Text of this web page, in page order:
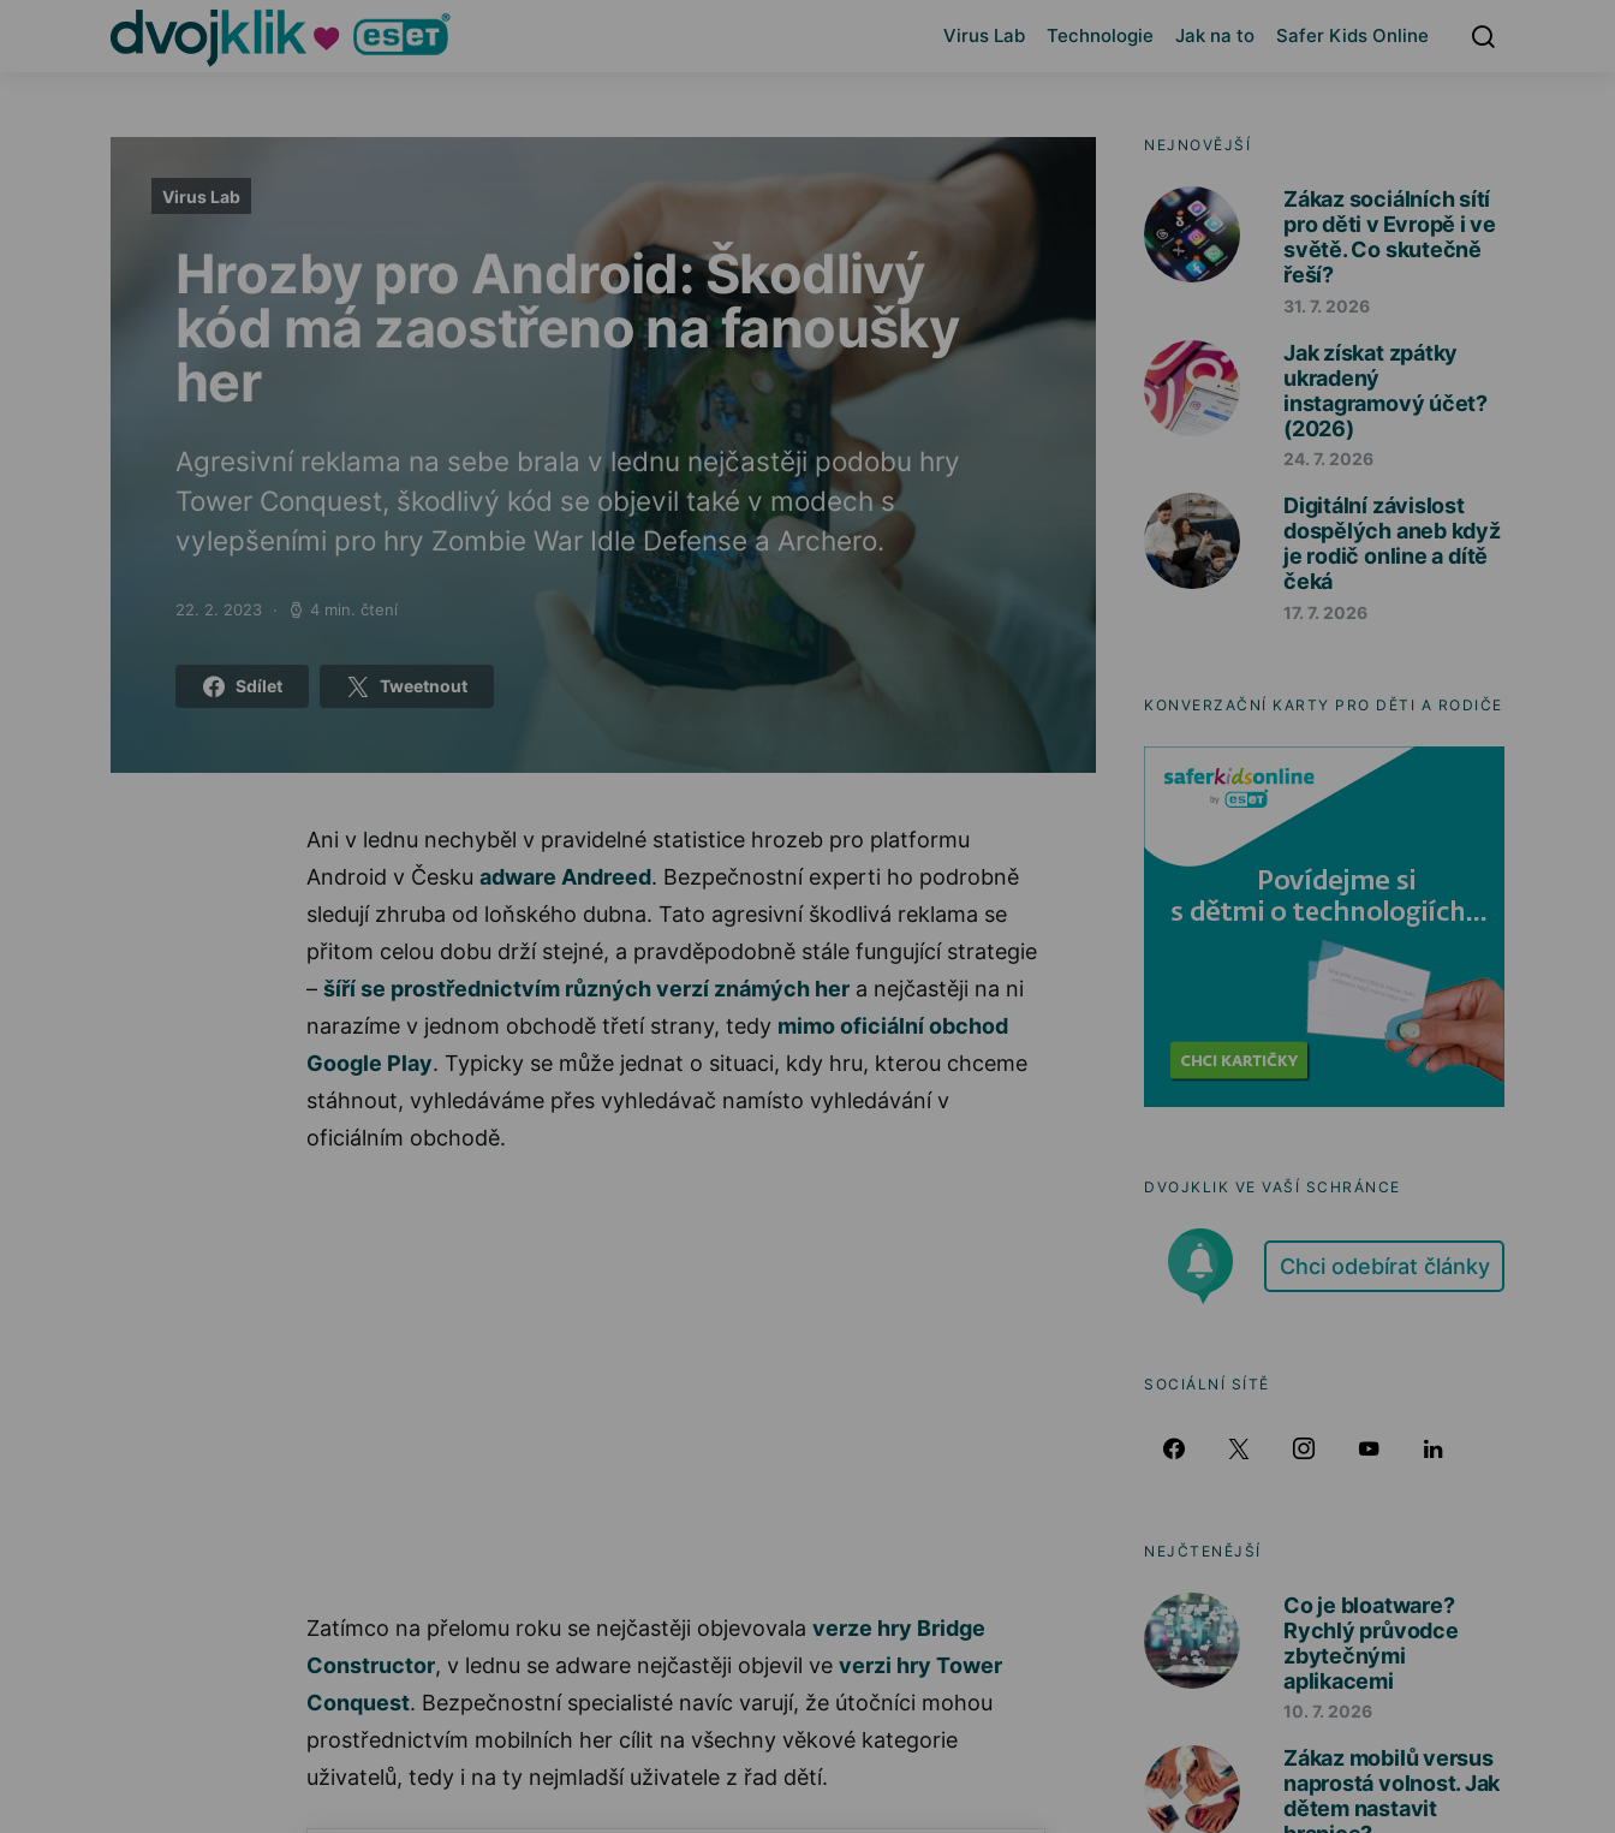
Virus Lab Technologie Jak na to Safer Kids Online
Virus Lab
Hrozby pro Android: Škodlivý
kód má zaostřeno na fanoušky
her
Agresivní reklama na sebe brala v lednu nejčastěji podobu hry
Tower Conquest, škodlivý kód se objevil také v modech s
vylepšeními pro hry Zombie War Idle Defense a Archero.
Posted on
22. 2. 2023 4 min. čtení
Sdílet Tweetnout
Ani v lednu nechyběl v pravidelné statistice hrozeb pro platformu
Android v Česku adware Andreed. Bezpečnostní experti ho podrobně
sledují zhruba od loňského dubna. Tato agresivní škodlivá reklama se
přitom celou dobu drží stejné, a pravděpodobně stále fungující strategie
– šíří se prostřednictvím různých verzí známých hera nejčastěji na ni
narazíme v jednom obchodě třetí strany, tedy mimo oficiální obchod
Google Play. Typicky se může jednat o situaci, kdy hru, kterou chceme
stáhnout, vyhledáváme přes vyhledávač namísto vyhledávání v
oficiálním obchodě.
Zatímco na přelomu roku se nejčastěji objevovala verze hry Bridge
Constructor, v lednu se adware nejčastěji objevil ve verzi hry Tower
Conquest. Bezpečnostní specialisté navíc varují, že útočníci mohou
prostřednictvím mobilních her cílit na všechny věkové kategorie
uživatelů, tedy i na ty nejmladší uživatele z řad dětí.
NEJNOVĚJŠÍ
Zákaz sociálních sítí
pro děti v Evropě i ve
světě. Co skutečně
řeší?
31. 7. 2026
Jak získat zpátky
ukradený
instagramový účet?
(2026)
24. 7. 2026
Digitální závislost
dospělých aneb když
je rodič online a dítě
čeká
17. 7. 2026
KONVERZAČNÍ KARTY PRO DĚTI A RODIČE
DVOJKLIK VE VAŠÍ SCHRÁNCE
Chci odebírat články
SOCIÁLNÍ SÍTĚ
NEJČTENĚJŠÍ
Co je bloatware?
Rychlý průvodce
zbytečnými
aplikacemi
10. 7. 2026
Zákaz mobilů versus
naprostá volnost. Jak
dětem nastavit